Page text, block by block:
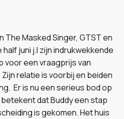
The Masked Singer, GTST en
half juni j.l zijn indrukwekkende
voor een vraagprijs van
relatie is voorbij en beiden
Er is nu een serieus bod op
dat Buddy een stap
is gekomen. Het huis